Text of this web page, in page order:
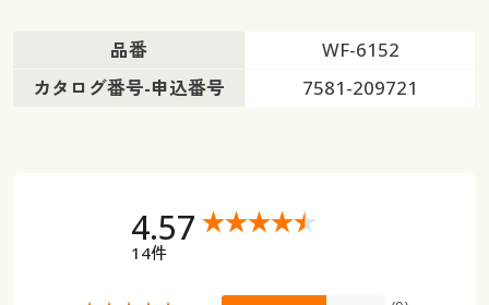
品番
WF-6152
カタログ番号-申込番号
7581-209721
4.57
14件